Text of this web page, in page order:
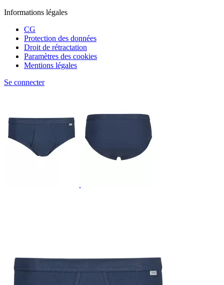
Informations légales
CG
Protection des données
Droit de rétractation
Paramètres des cookies
Mentions légales
Se connecter